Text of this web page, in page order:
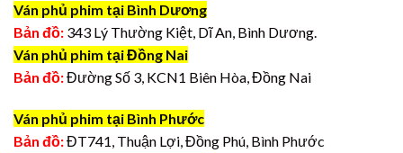
Ván phủ phim tại Bình Dương
Bản đồ: 343 Lý Thường Kiệt, Dĩ An, Bình Dương.
Ván phủ phim tại Đồng Nai
Bản đồ:Đường Số 3, KCN1 Biên Hòa, Đồng Nai
Ván phủ phim tại Bình Phước
Bản đồ:ĐT741, Thuận Lợi, Đồng Phú, Bình Phước